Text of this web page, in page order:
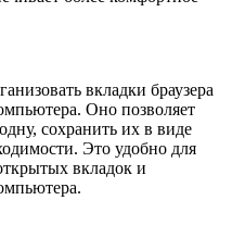
вкладки браузера
Оно позволяет
сохранить их в виде
Это удобно для
вкладок и